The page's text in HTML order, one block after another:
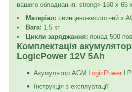
вашого обладнання. strong> 150 x 65
Матеріал: свинцево-кислотний з
Вага: 1.5 кг
Цикли заряджання: понад 500
Комплектація
LogicPower 12V 5Ah
Акумулятор AGM LogicPower
Інструкція з експлуатації